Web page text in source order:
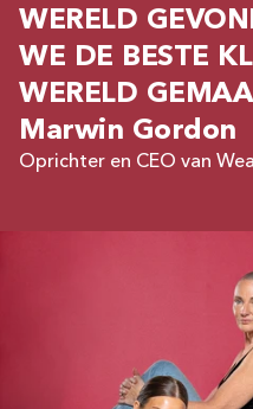
WERELD
WE DE BESTE
WERELD
Marwin Gordon
Oprichter en CEO van